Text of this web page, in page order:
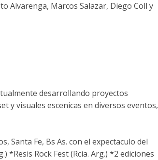
Alvarenga, Marcos Salazar, Diego Coll y
desarrollando proyectos
y visuales escenicas en diversos eventos,
Santa Fe, Bs As. con el expectaculo del
*Resis Rock Fest (Rcia. Arg.) *2 ediciones